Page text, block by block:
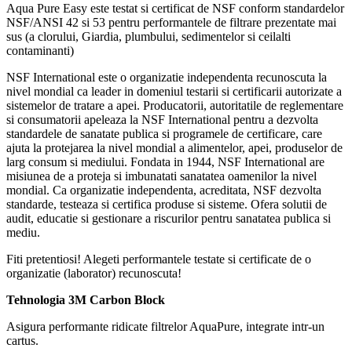
Aqua Pure Easy este testat si certificat de NSF conform standardelor
NSF/ANSI 42 si 53 pentru performantele de filtrare prezentate mai
sus (a clorului, Giardia, plumbului, sedimentelor si ceilalti
contaminanti)
NSF International este o organizatie independenta recunoscuta la
nivel mondial ca leader in domeniul testarii si certificarii autorizate a
sistemelor de tratare a apei. Producatorii, autoritatile de reglementare
si consumatorii apeleaza la NSF International pentru a dezvolta
standardele de sanatate publica si programele de certificare, care
ajuta la protejarea la nivel mondial a alimentelor, apei, produselor de
larg consum si mediului. Fondata in 1944, NSF International are
misiunea de a proteja si imbunatati sanatatea oamenilor la nivel
mondial. Ca organizatie independenta, acreditata, NSF dezvolta
standarde, testeaza si certifica produse si sisteme. Ofera solutii de
audit, educatie si gestionare a riscurilor pentru sanatatea publica si
mediu.
Fiti pretentiosi! Alegeti performantele testate si certificate de o
organizatie (laborator) recunoscuta!
Tehnologia 3M Carbon Block
Asigura performante ridicate filtrelor AquaPure, integrate intr-un
cartus.